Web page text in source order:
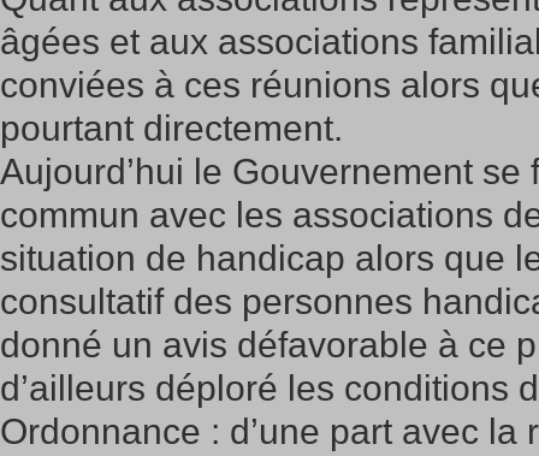
âgées et aux associations
conviées à ces réunions alors
pourtant directement.
Aujourd’hui le Gouvernement se
commun avec les associations
situation de handicap alors que
consultatif des personnes
donné un avis défavorable à ce
d’ailleurs déploré les conditions
Ordonnance : d’une part avec la